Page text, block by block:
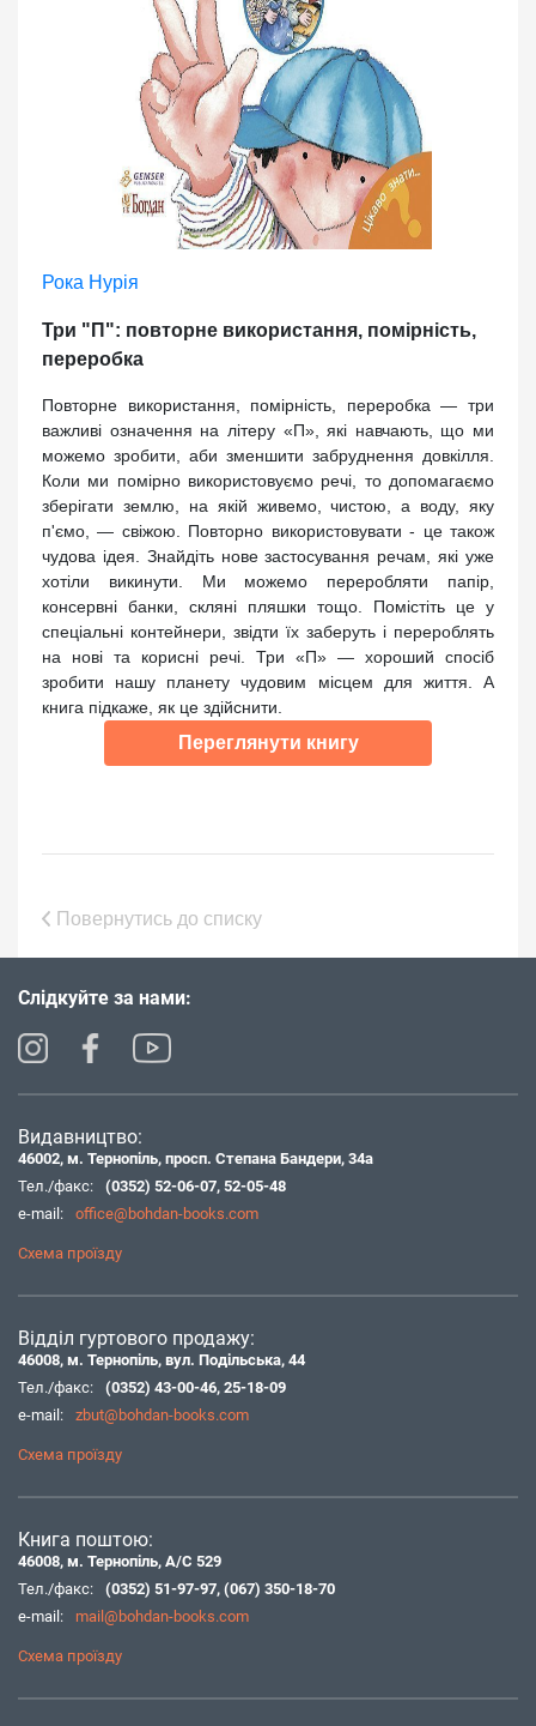
Рока Нурія
Три "П": повторне використання, помірність,
переробка
Повторне використання, помірність, переробка — три
важливі означення на літеру «П», які навчають, що ми
можемо зробити, аби зменшити забруднення довкілля.
Коли ми помірно використовуємо речі, то допомагаємо
зберігати землю, на якій живемо, чистою, а воду, яку
п'ємо, — свіжою. Повторно використовувати - це також
чудова ідея. Знайдіть нове застосування речам, які уже
хотіли викинути. Ми можемо переробляти папір,
консервні банки, скляні пляшки тощо. Помістіть це у
спеціальні контейнери, звідти їх заберуть і перероблять
на нові та корисні речі. Три «П» — хороший спосіб
зробити нашу планету чудовим місцем для життя. А
книга підкаже, як це здійснити.
Переглянути книгу
Повернутись до списку
Слідкуйте за нами:
Видавництво:
46002, м. Тернопіль, просп. Степана Бандери, 34а
Тел./факс:
(0352) 52-06-07, 52-05-48
e-mail:
office@bohdan-books.com
Схема проїзду
Відділ гуртового продажу:
46008, м. Тернопіль, вул. Подільська, 44
Тел./факс:
(0352) 43-00-46, 25-18-09
e-mail:
zbut@bohdan-books.com
Схема проїзду
Книга поштою:
46008, м. Тернопіль, А/С 529
Тел./факс:
(0352) 51-97-97, (067) 350-18-70
e-mail:
mail@bohdan-books.com
Схема проїзду